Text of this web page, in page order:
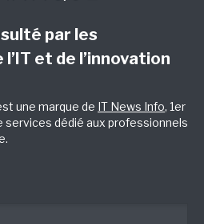
par les
et de l’innovation
une marque de IT News Info, 1er
services dédié aux professionnels